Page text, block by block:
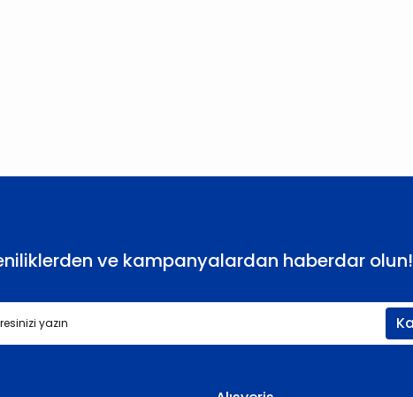
Gönder
ve kampanyalardan haberdar olun!